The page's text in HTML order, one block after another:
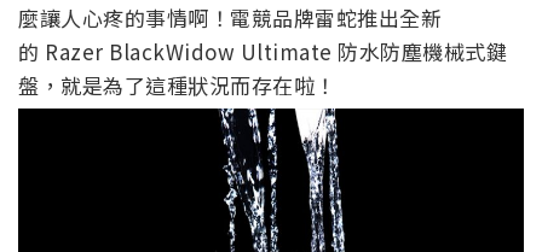
麼讓人心疼的事情啊！電競品牌雷蛇推出全新
的 Razer BlackWidow Ultimate 防水防塵機械式鍵
盤，就是為了這種狀況而存在啦！